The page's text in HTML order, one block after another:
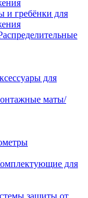
и гребёнки для
для
маты/
для
защиты от